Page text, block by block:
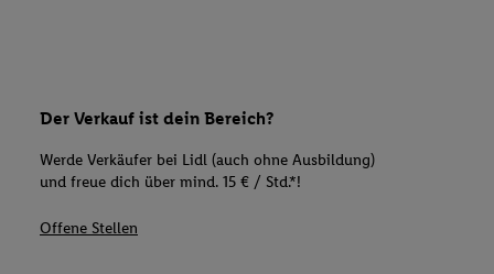
Der Verkauf ist dein Bereich?
Werde Verkäufer bei Lidl (auch ohne Ausbildung)
und freue dich über mind. 15 € / Std.*!
Offene Stellen